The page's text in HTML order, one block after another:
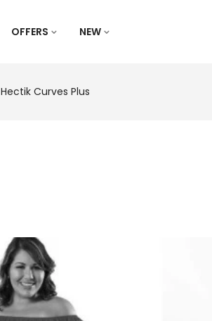
OFFERS NEW
Hectik Curves Plus